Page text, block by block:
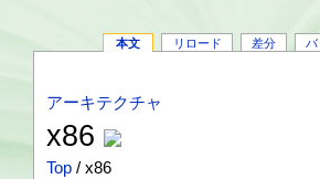
本文 リロード 差分 バ
アーキテクチャ
x86
Top / x86